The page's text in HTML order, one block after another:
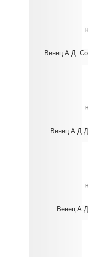
Венец А.Д.
Венец А.Д
Венец